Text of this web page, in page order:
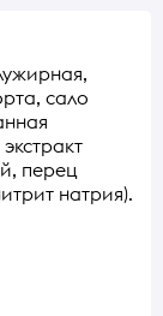
сало
перец
натрия).